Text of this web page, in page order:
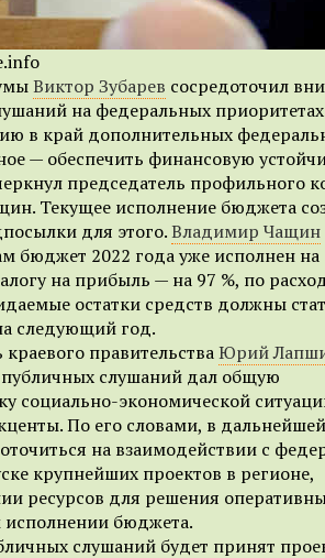
Виктор Зубарев сосредоточил
на федеральных
в край дополнительных
— обеспечить финансовую
председатель профильного
Текущее исполнение бюджета
для этого.Владимир Чащин
бюджет 2022 года уже исполнен на
на прибыль — на 97 %, по
остатки средств должны
следующий год.
правительстваЮрий
публичных слушаний дал общую
социально-экономической
По его словами, в
на взаимодействии с
крупнейших проектов в регионе,
ресурсов для решения
исполнении бюджета.
слушаний будет принят